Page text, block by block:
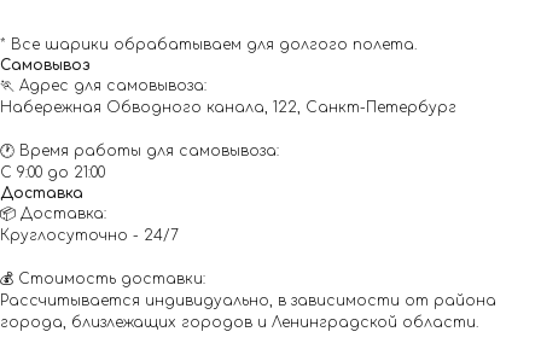
* Все шарики обрабатываем для долгого полета.
Самовывоз
🏃 Адрес для самовывоза:
Набережная Обводного канала, 122, Санкт-Петербург
🕐 Время работы для самовывоза:
С 9:00 до 21:00
Доставка
📦 Доставка:
Круглосуточно - 24/7
💰 Стоимость доставки:
Рассчитывается индивидуально, в зависимости от района
города, близлежащих городов и Ленинградской области.